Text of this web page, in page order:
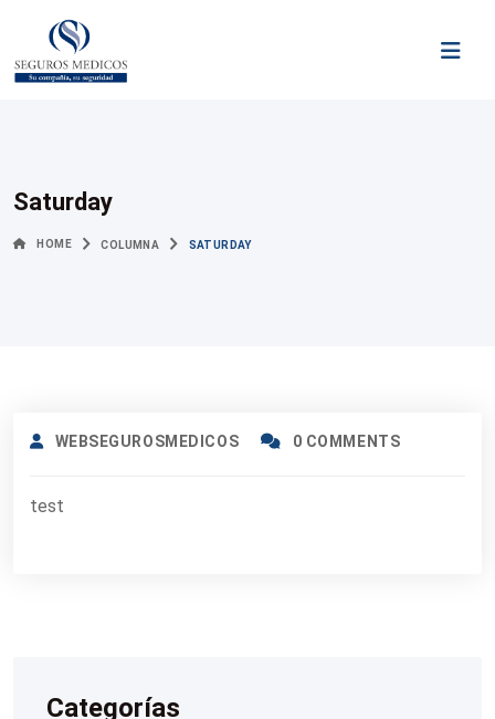
Saturday
HOME COLUMNA SATURDAY
WEBSEGUROSMEDICOS 0 COMMENTS
test
Categorías